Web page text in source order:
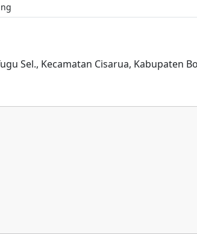
Sel., Kecamatan Cisarua, Kabupaten